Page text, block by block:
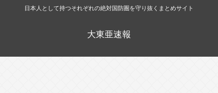
日本人として持つそれぞれの絶対国防圏を守り抜くまとめサイト
大東亜速報